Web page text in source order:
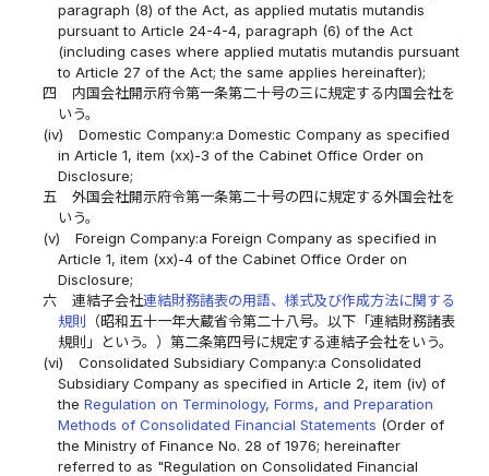
paragraph (8) of the Act, as applied mutatis mutandis
pursuant to Article 24-4-4, paragraph (6) of the Act
(including cases where applied mutatis mutandis pursuant
to Article 27 of the Act; the same applies hereinafter);
四
内国会社開示府令第一条第二十号の三に規定する内国会社を
いう。
(iv)
Domestic Company:a Domestic Company as specified
in Article 1, item (xx)-3 of the Cabinet Office Order on
Disclosure;
五
外国会社開示府令第一条第二十号の四に規定する外国会社を
いう。
(v)
Foreign Company:a Foreign Company as specified in
Article 1, item (xx)-4 of the Cabinet Office Order on
Disclosure;
六
連結子会社連結財務諸表の用語、様式及び作成方法に関する
規則 （昭和五十一年大蔵省令第二十八号。以下「連結財務諸表
規則」という。）第二条第四号に規定する連結子会社をいう。
(vi)
Consolidated Subsidiary Company:a Consolidated
Subsidiary Company as specified in Article 2, item (iv) of
the Regulation on Terminology, Forms, and Preparation
Methods of Consolidated Financial Statements (Order of
the Ministry of Finance No. 28 of 1976; hereinafter
referred to as "Regulation on Consolidated Financial